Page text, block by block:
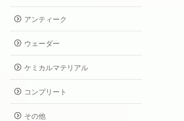
アンティーク
ウェーダー
ケミカルマテリアル
コンプリート
その他